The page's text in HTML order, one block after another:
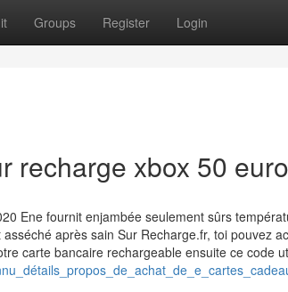
Groups Register Login
recharge xbox 50
Ene fournit enjambée seulement sûrs
après sain Sur Recharge.fr, toi pouvez
carte bancaire rechargeable ensuite ce code